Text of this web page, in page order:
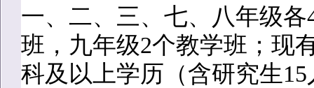
一、二、三、七、八年级
班，九年级2个教学班；现
科及以上学历（含研究生